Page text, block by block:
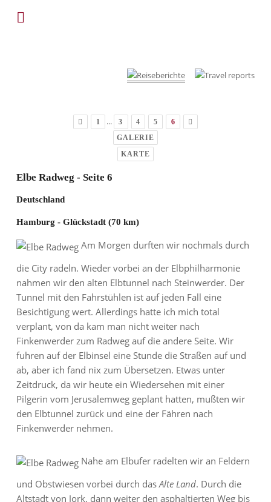
1 ... 3 4 5
6
GALERIE
KARTE
Elbe Radweg - Seite 6
Deutschland
Hamburg - Glückstadt (70 km)
Am Morgen durften wir nochmals durch
die City radeln. Wieder vorbei an der Elbphilharmonie
nahmen wir den alten Elbtunnel nach Steinwerder. Der
Tunnel mit den Fahrstühlen ist auf jeden Fall eine
Besichtigung wert. Allerdings hatte ich mich total
verplant, von da kam man nicht weiter nach
Finkenwerder zum Radweg auf die andere Seite. Wir
fuhren auf der Elbinsel eine Stunde die Straßen auf und
ab, aber ich fand nix zum Übersetzen. Etwas unter
Zeitdruck, da wir heute ein Wiedersehen mit einer
Pilgerin vom Jerusalemweg geplant hatten, mußten wir
den Elbtunnel zurück und eine der Fähren nach
Finkenwerder nehmen.
Nahe am Elbufer radelten wir an Feldern
und Obstwiesen vorbei durch dasAlte Land. Durch die
Altstadt von Jork, dann weiter den asphaltierten Weg bis